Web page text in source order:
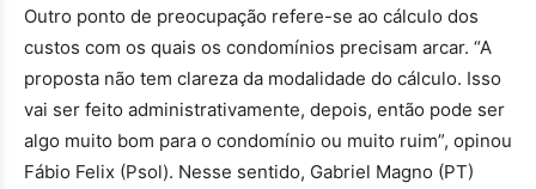
Outro ponto de preocupação refere-se ao cálculo dos
custos com os quais os condomínios precisam arcar. “A
proposta não tem clareza da modalidade do cálculo. Isso
vai ser feito administrativamente, depois, então pode ser
algo muito bom para o condomínio ou muito ruim”, opinou
Fábio Felix (Psol). Nesse sentido, Gabriel Magno (PT)